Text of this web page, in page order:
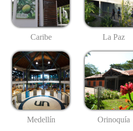
Caribe La Paz
Medellín Orinoquía